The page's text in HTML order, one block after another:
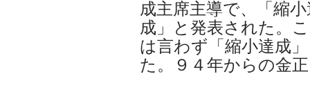
成主席主導で、「縮
成」と発表された。
は言わず「縮小達成
た。９４年からの金